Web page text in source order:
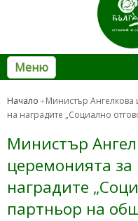
Меню
Начало
Министър Ангелкова
на наградите „Социално
Министър
церемонията
наградите
партньор на